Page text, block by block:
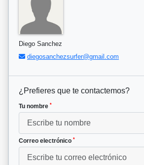
Diego Sanchez
diegosanchezsurfer@gmail.com
¿Prefieres que te contactemos?
Tu nombre *
Correo electrónico *